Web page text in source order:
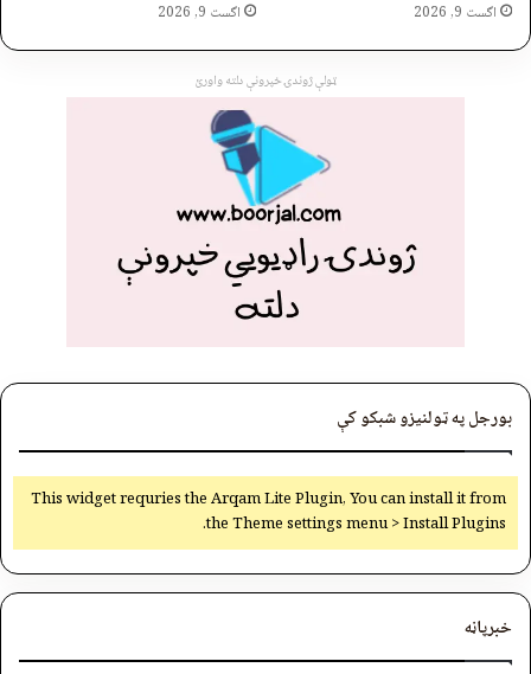
اگست 9, 2026 اگست 9, 2026
ټولې ژوندۍ خپرونې دلته واورئ
بورجل په ټولنیزو شبکو کې
This widget requries the Arqam Lite Plugin, You can install it from
the Theme settings menu > Install Plugins.
خبرپاڼه